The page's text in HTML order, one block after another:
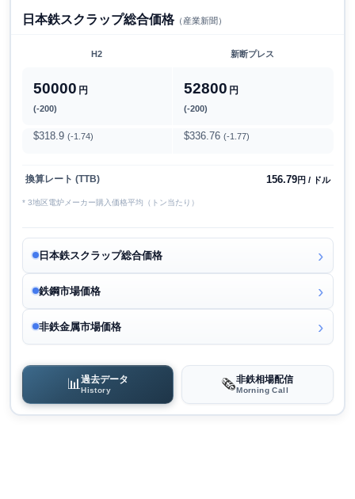
日本鉄スクラップ総合価格（産業新聞）
H2 新断プレス
50000 円
(-200)
52800 円
(-200)
$318.9 (-1.74) $336.76 (-1.77)
換算レート (TTB) 156.79円 / ドル
* 3地区電炉メーカー購入価格平均（トン当たり）
日本鉄スクラップ総合価格
鉄鋼市場価格
非鉄金属市場価格
📊過去データ
History 🗞️非鉄相場配信
Morning Call